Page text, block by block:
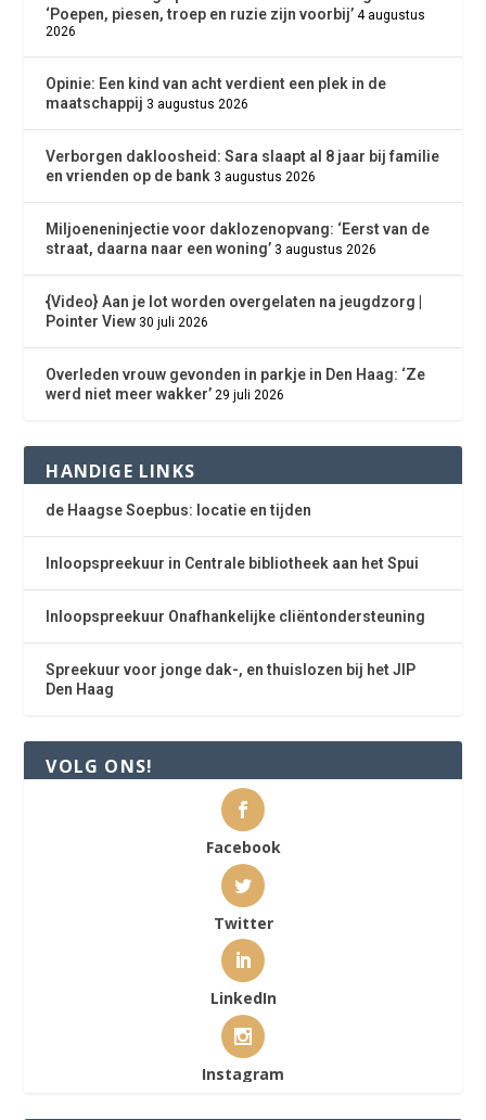
‘Poepen, piesen, troep en ruzie zijn voorbij’ 4 augustus
2026
Opinie: Een kind van acht verdient een plek in de
maatschappij 3 augustus 2026
Verborgen dakloosheid: Sara slaapt al 8 jaar bij familie
en vrienden op de bank 3 augustus 2026
Miljoeneninjectie voor daklozenopvang: ‘Eerst van de
straat, daarna naar een woning’ 3 augustus 2026
{Video} Aan je lot worden overgelaten na jeugdzorg |
Pointer View 30 juli 2026
Overleden vrouw gevonden in parkje in Den Haag: ‘Ze
werd niet meer wakker’ 29 juli 2026
HANDIGE LINKS
de Haagse Soepbus: locatie en tijden
Inloopspreekuur in Centrale bibliotheek aan het Spui
Inloopspreekuur Onafhankelijke cliëntondersteuning
Spreekuur voor jonge dak-, en thuislozen bij het JIP
Den Haag
VOLG ONS!
Facebook
Twitter
LinkedIn
Instagram